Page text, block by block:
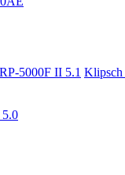
5000F II 5.1 Klipsch
5.0